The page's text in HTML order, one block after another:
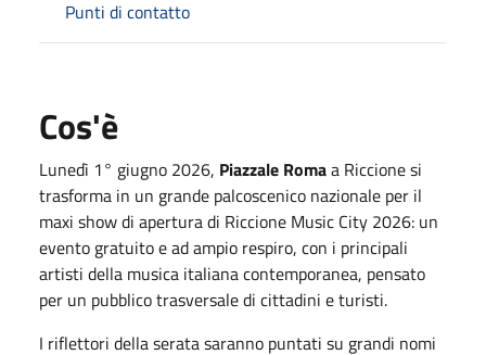
Punti di contatto
Cos'è
Lunedì 1° giugno 2026, Piazzale Romaa Riccione si
trasforma in un grande palcoscenico nazionale per il
maxi show di apertura di Riccione Music City 2026: un
evento gratuito e ad ampio respiro, con i principali
artisti della musica italiana contemporanea, pensato
per un pubblico trasversale di cittadini e turisti.
I riflettori della serata saranno puntati su grandi nomi